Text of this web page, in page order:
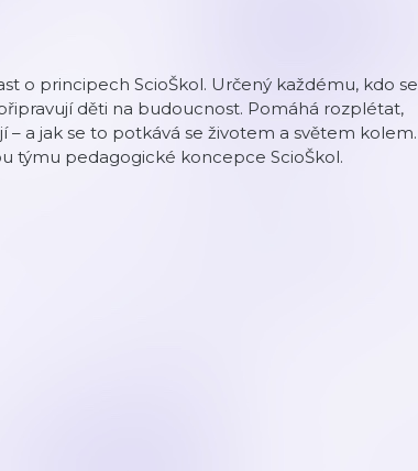
o principech ScioŠkol. Určený každému, kdo se
děti na budoucnost. Pomáhá rozplétat,
– a jak se to potkává se životem a světem kolem.
týmu pedagogické koncepce ScioŠkol.